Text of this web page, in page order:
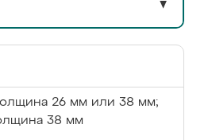
▼
26 мм или 38 мм;
38 мм